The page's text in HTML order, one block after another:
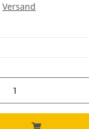
Versand